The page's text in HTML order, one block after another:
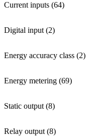
Current inputs (64)
Digital input(2)
Energy accuracy class (2)
Energy metering (69)
Static output(8)
Relay output(8)